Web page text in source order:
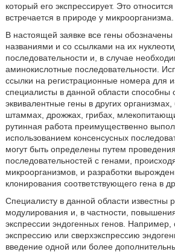
который его экспрессирует. Это
встречается в природе у микроорганизма.
В настоящей заявке все гены
названиями и со ссылками на их
последовательности и, в случае
аминокислотные последовательности.
ссылки на регистрационные номера для
специалисты в данной области способны
эквивалентные гены в других
штаммах, дрожжах, грибах,
рутинная работа преимущественно
использованием консенсусных
могут быть определены путем
последовательностей с генами,
микроорганизмов, и разработки
клонирования соответствующего гена в
Специалисту в данной области известны
модулирования и, в частности,
экспрессии эндогенных генов. Например,
экспрессию или сверхэкспрессию
введение одной или более